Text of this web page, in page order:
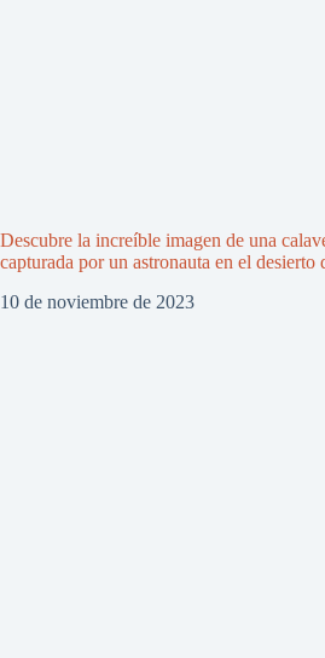
Descubre la increíble imagen de una
capturada por un astronauta en el desierto
10 de noviembre de 2023